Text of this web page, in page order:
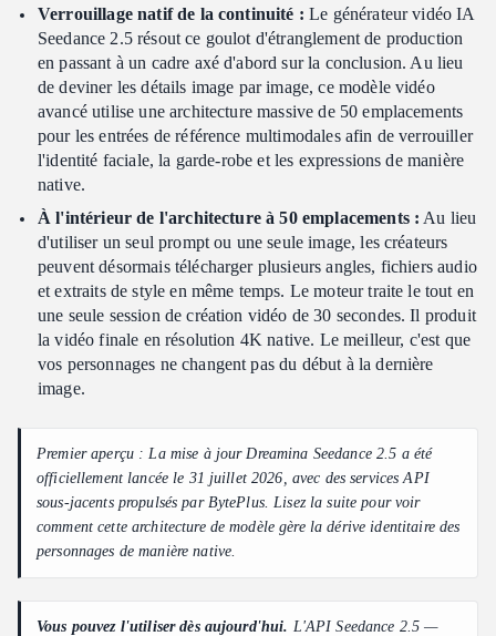
spatiale
Cartographie de la disposition et du mouvement via des
références de modèle blanc R2V
Contrôle précis des chemins de mouvement
Génération en temps réel et édition au niveau régional :
Correction des défauts mineurs
Vitesse et performance d'adhérence au prompt
Synchronisation audio native et sortie propre : La pièce
manquante de l'identité du personnage
Intégration audio multimodale en une seule passe
Synchronisation labiale multidimensionnelle et sortie de base
propre
Passage à l'échelle pour une production de niveau entreprise
Commande créative absolue
Verrouillage natif de la continuité : Le générateur vidéo IA
Seedance 2.5 résout ce goulot d'étranglement de production
en passant à un cadre axé d'abord sur la conclusion. Au lieu
de deviner les détails image par image, ce modèle vidéo
avancé utilise une architecture massive de 50 emplacements
pour les entrées de référence multimodales afin de verrouiller
l'identité faciale, la garde-robe et les expressions de manière
native.
À l'intérieur de l'architecture à 50 emplacements : Au lieu
d'utiliser un seul prompt ou une seule image, les créateurs
peuvent désormais télécharger plusieurs angles, fichiers audio
et extraits de style en même temps. Le moteur traite le tout en
une seule session de création vidéo de 30 secondes. Il produit
la vidéo finale en résolution 4K native. Le meilleur, c'est que
vos personnages ne changent pas du début à la dernière
image.
Premier aperçu : La mise à jour Dreamina Seedance 2.5 a été
officiellement lancée le 31 juillet 2026, avec des services API
sous-jacents propulsés par BytePlus. Lisez la suite pour voir
comment cette architecture de modèle gère la dérive identitaire des
personnages de manière native.
Vous pouvez l'utiliser dès aujourd'hui. L'API Seedance 2.5 —